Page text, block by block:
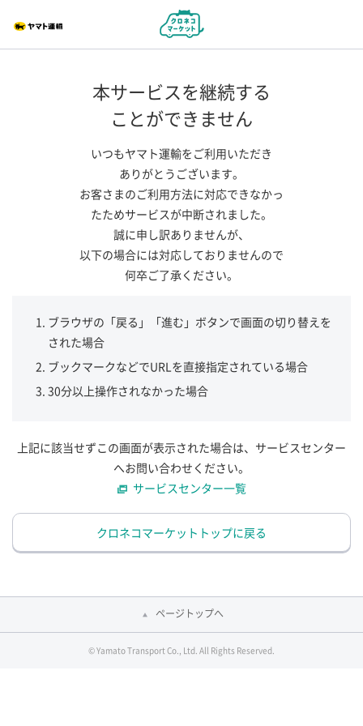
本サービスを継続する
ことができません
いつもヤマト運輸をご利用いただき
ありがとうございます。
お客さまのご利用方法に対応できなかっ
たためサービスが中断されました。
誠に申し訳ありませんが、
以下の場合には対応しておりませんので
何卒ご了承ください。
ブラウザの「戻る」「進む」ボタンで画面の切り替えを
された場合
ブックマークなどでURLを直接指定されている場合
30分以上操作されなかった場合
上記に該当せずこの画面が表示された場合は、サービスセンター
へお問い合わせください。
サービスセンター一覧
クロネコマーケットトップに戻る
ページトップへ
© Yamato Transport Co., Ltd. All Rights Reserved.